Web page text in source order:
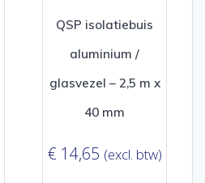
QSP isolatiebuis
aluminium /
glasvezel – 2,5 m x
40 mm
€ 14,65 (excl. btw)